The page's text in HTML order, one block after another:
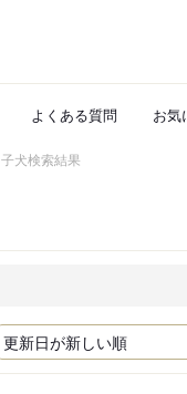
よくある質問 お気
子犬検索結果